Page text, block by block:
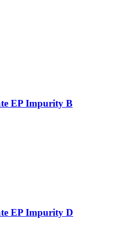
EP Impurity B
EP Impurity D